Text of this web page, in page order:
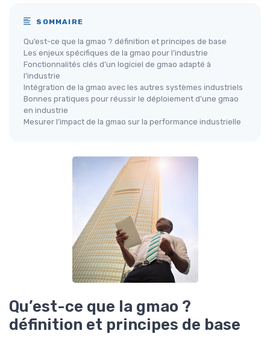
SOMMAIRE
Qu’est-ce que la gmao ? définition et principes de base
Les enjeux spécifiques de la gmao pour l’industrie
Fonctionnalités clés d’un logiciel de gmao adapté à
l’industrie
Intégration de la gmao avec les autres systèmes industriels
Bonnes pratiques pour réussir le déploiement d’une gmao
en industrie
Mesurer l’impact de la gmao sur la performance industrielle
Qu’est-ce que la gmao ?
définition et principes de base